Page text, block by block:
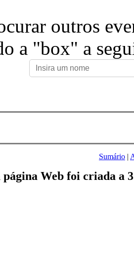
outros
a "box" a
Sumário |
página Web foi criada a